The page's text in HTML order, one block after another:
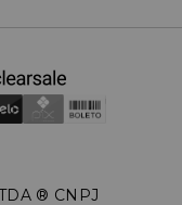
®️ CNPJ